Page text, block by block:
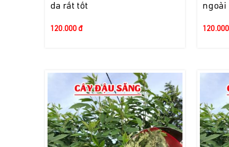
da rất tốt
120.000 đ
ngoài